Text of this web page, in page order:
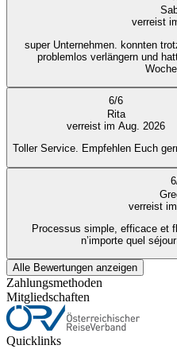
verreist
super Unternehmen. konnten
problemlos verlängern und
6/6
Rita
verreist im Aug. 2026
Toller Service. Empfehlen Euch
6
verreist
Processus simple, efficace et
n’importe quel
Alle Bewertungen anzeigen
Zahlungsmethoden
Mitgliedschaften
Quicklinks